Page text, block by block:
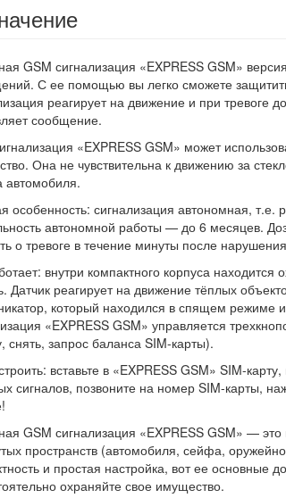
GSM сигнализация «EXPRESS GSM»
С ее помощью вы легко сможете
реагирует на движение и при тревоге
сообщение.
«EXPRESS GSM» может
Она не чувствительна к движению за
автомобиля.
особенность: сигнализация автономная, т.е.
автономной работы — до 6 месяцев.
о тревоге в течение минуты после
внутри компактного корпуса
Датчик реагирует на движение тёплых
который находился в спящем режиме
«EXPRESS GSM» управляется
снять, запрос баланса SIM-карты).
вставьте в «EXPRESS GSM» SIM-
сигналов, позвоните на номер SIM-карты,
GSM сигнализация «EXPRESS GSM» —
пространств (автомобиля, сейфа,
и простая настройка, вот ее основные
охраняйте свое имущество.